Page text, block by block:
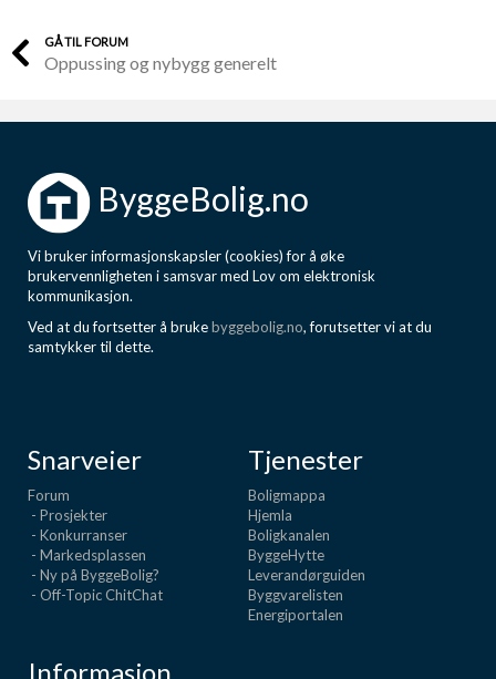
GÅ TIL FORUM
Oppussing og nybygg generelt
ByggeBolig.no
Vi bruker informasjonskapsler (cookies) for å øke
brukervennligheten i samsvar med Lov om elektronisk
kommunikasjon.
Ved at du fortsetter å brukebyggebolig.no, forutsetter vi at du
samtykker til dette.
Snarveier
Forum
- Prosjekter
- Konkurranser
- Markedsplassen
- Ny på ByggeBolig?
- Off-Topic ChitChat
Tjenester
Boligmappa
Hjemla
Boligkanalen
ByggeHytte
Leverandørguiden
Byggvarelisten
Energiportalen
Informasjon